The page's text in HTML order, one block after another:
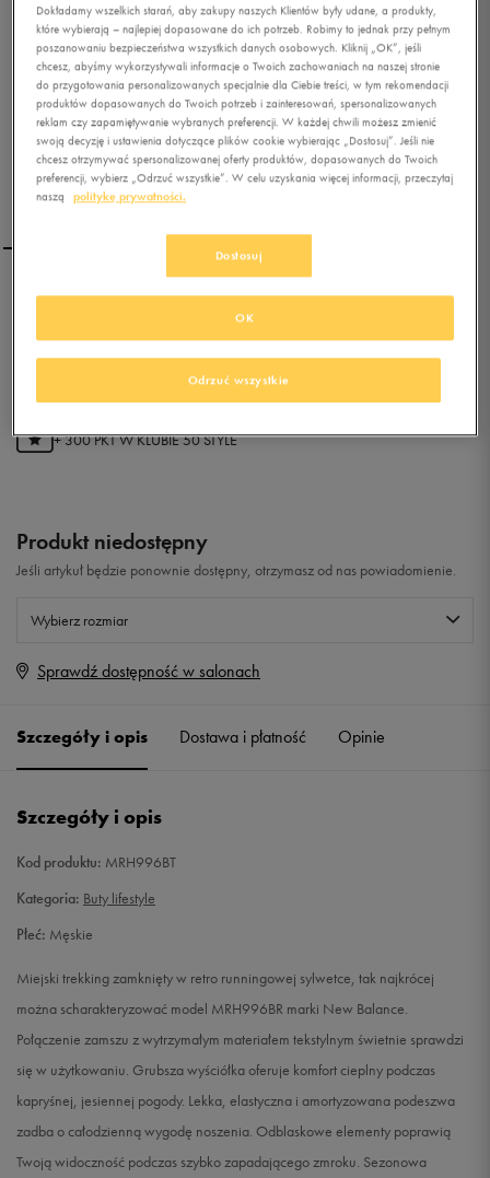
NEW BALANCE
59,99złz Vat
+ 300 PKT WKLUBIE 50 STYLE
Produkt niedostępny
Jeśli artykuł będzie ponownie dostępny, otrzymasz od nas powiadomienie.
Wybierz rozmiar
Rozmiary EU
42 26,5 cm
42,5
43 27,5 cm Powiadom o dostępności
44,5 28,5 cm Powiadom o dostępności
45 29 cm Powiadom o dostępności
Sprawdź dostępność w salonach
Szczegóły i opis Dostawa i płatność Opinie
Szczegóły i opis
Kod produktu: MRH996BT
Kategoria: Buty lifestyle
Płeć: Męskie
Miejski trekking zamknięty w retro runningowej sylwetce, tak najkrócej
można scharakteryzować model MRH996BR marki New Balance.
Połączenie zamszu z wytrzymałym materiałem tekstylnym świetnie sprawdzi
się w użytkowaniu. Grubsza wyściółka oferuje komfort cieplny podczas
kapryśnej, jesiennej pogody. Lekka, elastyczna i amortyzowana podeszwa
zadba o całodzienną wygodę noszenia. Odblaskowe elementy poprawią
Twoją widoczność podczas szybko zapadającego zmroku. Sezonowa
Dokładamy wszelkich starań, aby zakupy naszych Klientów były udane, a produkty,
które wybierają – najlepiej dopasowane do ich potrzeb. Robimy to jednak przy pełnym
poszanowaniu bezpieczeństwa wszystkich danych osobowych. Kliknij „OK”, jeśli
chcesz, abyśmy wykorzystywali informacje o Twoich zachowaniach na naszej stronie
do przygotowania personalizowanych specjalnie dla Ciebie treści, w tym rekomendacji
produktów dopasowanych do Twoich potrzeb i zainteresowań, spersonalizowanych
reklam czy zapamiętywanie wybranych preferencji. W każdej chwili możesz zmienić
swoją decyzję i ustawienia dotyczące plików cookie wybierając „Dostosuj”. Jeśli nie
chcesz otrzymywać spersonalizowanej oferty produktów, dopasowanych do Twoich
preferencji, wybierz „Odrzuć wszystkie”. W celu uzyskania więcej informacji, przeczytaj
naszą
politykę prywatności.
Dostosuj
Odrzuć wszystkie
OK